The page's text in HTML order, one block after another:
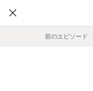
前のエピソード
――